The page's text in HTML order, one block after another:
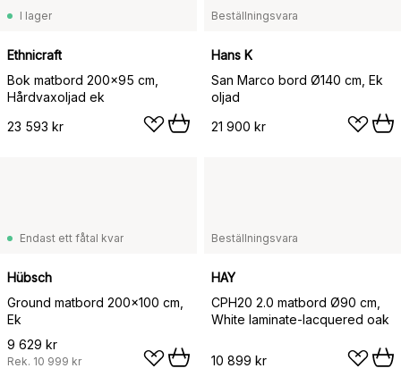
I lager
Ethnicraft
Bok matbord 200x95 cm,
Hårdvaxoljad ek
23 593 kr
Beställningsvara
Hans K
San Marco bord Ø140 cm, Ek
oljad
21 900 kr
Endast ett fåtal kvar
Hübsch
Ground matbord 200x100 cm,
Ek
9 629 kr
Rek. 10 999 kr
Beställningsvara
HAY
CPH20 2.0 matbord Ø90 cm,
White laminate-lacquered oak
10 899 kr